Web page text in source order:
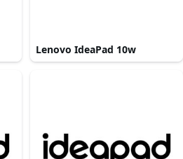
Lenovo IdeaPad 10w